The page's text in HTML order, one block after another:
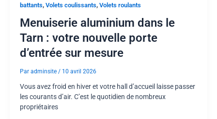
battants, Volets coulissants, Volets roulants
Menuiserie aluminium dans le
Tarn : votre nouvelle porte
d’entrée sur mesure
Par adminsite / 10 avril 2026
Vous avez froid en hiver et votre hall d’accueil laisse passer
les courants d’air. C’est le quotidien de nombreux
propriétaires